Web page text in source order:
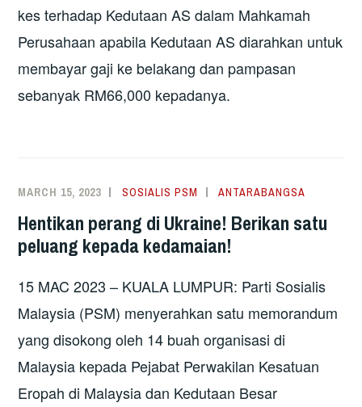
kes terhadap Kedutaan AS dalam Mahkamah
Perusahaan apabila Kedutaan AS diarahkan untuk
membayar gaji ke belakang dan pampasan
sebanyak RM66,000 kepadanya.
MARCH 15, 2023 SOSIALIS PSM ANTARABANGSA
Hentikan perang di Ukraine! Berikan satu
peluang kepada kedamaian!
15 MAC 2023 – KUALA LUMPUR: Parti Sosialis
Malaysia (PSM) menyerahkan satu memorandum
yang disokong oleh 14 buah organisasi di
Malaysia kepada Pejabat Perwakilan Kesatuan
Eropah di Malaysia dan Kedutaan Besar